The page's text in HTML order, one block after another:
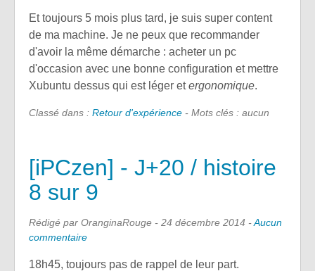
Et toujours 5 mois plus tard, je suis super content
de ma machine. Je ne peux que recommander
d'avoir la même démarche : acheter un pc
d'occasion avec une bonne configuration et mettre
Xubuntu dessus qui est léger etergonomique.
Classé dans : Retour d'expérience - Mots clés : aucun
[iPCzen] - J+20 / histoire
8 sur 9
Rédigé par OranginaRouge - 24 décembre 2014 -Aucun
commentaire
18h45, toujours pas de rappel de leur part.